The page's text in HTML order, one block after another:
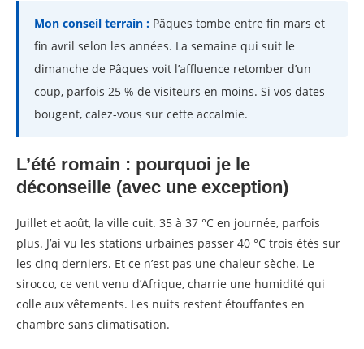
Mon conseil terrain : Pâques tombe entre fin mars et
fin avril selon les années. La semaine qui suit le
dimanche de Pâques voit l’affluence retomber d’un
coup, parfois 25 % de visiteurs en moins. Si vos dates
bougent, calez-vous sur cette accalmie.
L’été romain : pourquoi je le
déconseille (avec une exception)
Juillet et août, la ville cuit. 35 à 37 °C en journée, parfois
plus. J’ai vu les stations urbaines passer 40 °C trois étés sur
les cinq derniers. Et ce n’est pas une chaleur sèche. Le
sirocco, ce vent venu d’Afrique, charrie une humidité qui
colle aux vêtements. Les nuits restent étouffantes en
chambre sans climatisation.